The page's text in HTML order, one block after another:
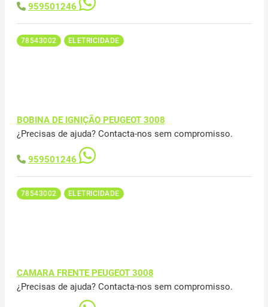
959501246
78543002 ELETRICIDADE
BOBINA DE IGNIÇÃO PEUGEOT 3008
¿Precisas de ajuda? Contacta-nos sem compromisso.
959501246
78543002 ELETRICIDADE
CAMARA FRENTE PEUGEOT 3008
¿Precisas de ajuda? Contacta-nos sem compromisso.